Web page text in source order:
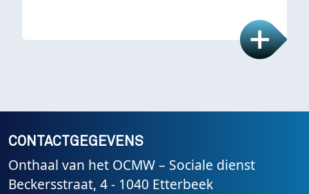
CONTACTGEGEVENS
Onthaal van het OCMW – Sociale dienst
Beckersstraat, 4 - 1040 Etterbeek